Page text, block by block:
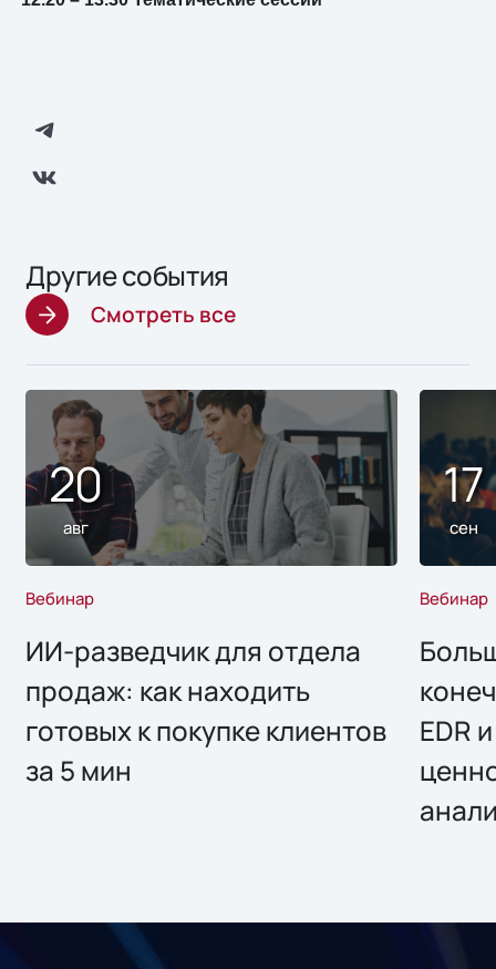
Другие события
Смотреть все
20
авг
Вебинар
ИИ-разведчик для отдела
продаж: как находить
готовых к покупке клиентов
за 5 мин
17
сен
Вебинар
EDR